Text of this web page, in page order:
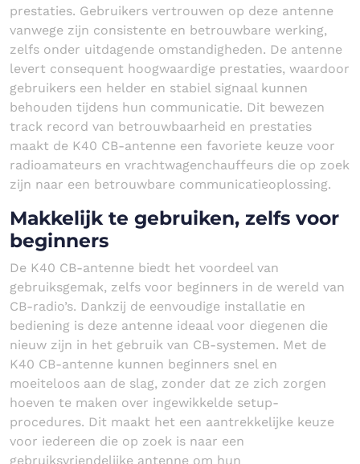
prestaties. Gebruikers vertrouwen op deze antenne
vanwege zijn consistente en betrouwbare werking,
zelfs onder uitdagende omstandigheden. De antenne
levert consequent hoogwaardige prestaties, waardoor
gebruikers een helder en stabiel signaal kunnen
behouden tijdens hun communicatie. Dit bewezen
track record van betrouwbaarheid en prestaties
maakt de K40 CB-antenne een favoriete keuze voor
radioamateurs en vrachtwagenchauffeurs die op zoek
zijn naar een betrouwbare communicatieoplossing.
Makkelijk te gebruiken, zelfs voor
beginners
De K40 CB-antenne biedt het voordeel van
gebruiksgemak, zelfs voor beginners in de wereld van
CB-radio’s. Dankzij de eenvoudige installatie en
bediening is deze antenne ideaal voor diegenen die
nieuw zijn in het gebruik van CB-systemen. Met de
K40 CB-antenne kunnen beginners snel en
moeiteloos aan de slag, zonder dat ze zich zorgen
hoeven te maken over ingewikkelde setup-
procedures. Dit maakt het een aantrekkelijke keuze
voor iedereen die op zoek is naar een
gebruiksvriendelijke antenne om hun